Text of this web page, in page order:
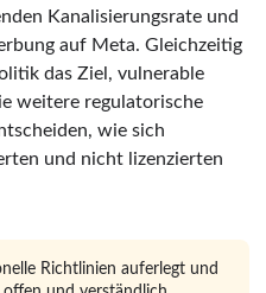
Kanalisierungsrate und
auf Meta. Gleichzeitig
das Ziel, vulnerable
weitere regulatorische
wie sich
und nicht lizenzierten
Richtlinien auferlegt und